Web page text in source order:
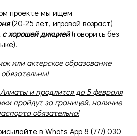
проекте мы ищем
(20-25 лет, игровой возраст)
с хорошей дикцией(говорить без
или актерское образование
обязательны!
и продлится до 5 февраля
пройдут за границей, наличие
обязательно!
в Whats App 8 (777) 030